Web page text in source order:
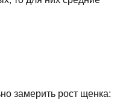
замерить рост щенка: